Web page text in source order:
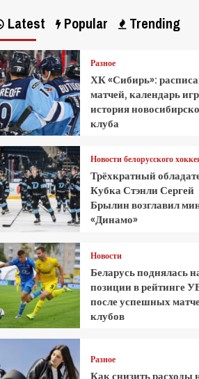
Latest Popular Trending
Разное
ХК «Сибирь»:
матчей, календарь
история
клуба
Новости белорусского
Трёхкратный
Кубка Стэнли Сергей
Брылин возглавил
«Динамо»
Новости
Беларусь поднялась
позиции в рейтинге
после успешных
клубов
Разное
Как снизить расходы